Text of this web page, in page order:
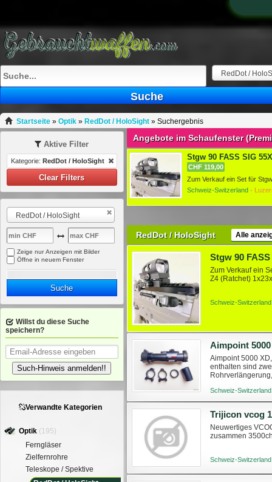
RedDot /
Suche
Startseite» Optik» RedDot / HoloSight» Suchergebnis
Angebote im Schaufenster
Stgw 90 FASS SIG
CHF 119,00
Schweiz-Switzerland ·
RedDot / HoloSight Alle
Zum Verkauf ein
Z4 (Ratchet)
Schweiz-
Aimpoint
Aimpoint 5000
enthalten sind
Schweiz-
Trijicon vcog
Neuwertiges
zusammen
Schweiz-
Aktive Filter
Kategorie: RedDot / HoloSight
Clear Filters
RedDot / HoloSight
Zeige nur Anzeigen mit Bilder
Öffne in neuem Fenster
Suche
Willst du diese Suche
speichern?
Such-Hinweis anmelden!!
Verwandte Kategorien
Optik (195)
Ferngläser
Zielfernrohre
Teleskope / Spektive